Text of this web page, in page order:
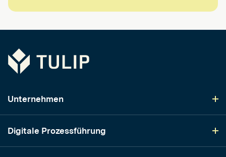
Tulip
Unternehmen
Digitale Prozessführung